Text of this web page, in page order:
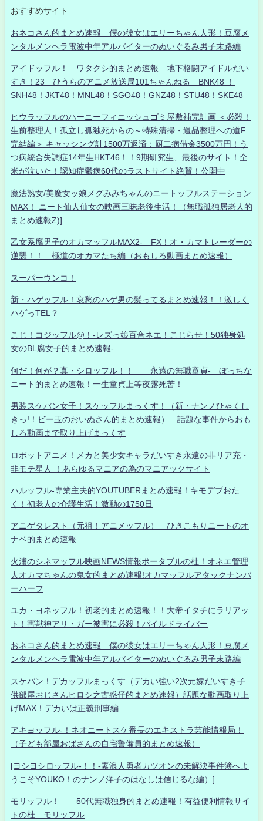
おすすめサイト
おネコさん的まとめ速報 僕の彼女はエリーちゃん人形！豆腐メ
ンタルメンヘラ電波中年アルバイターのぬいぐるみ男子末路編
アイドッフル！ ワタクシ的まとめ速報 地下格闘アイドルだい
すき！23 ひうらのアニメ放送局101ちゃんねる BNK48 ！
SNH48！JKT48！MNL48！SGO48！GNZ48！STU48！SKE48
ヒウラッフルのハーニーフィニッシュゴミ屋敷補完計画 ＜必殺！
生前整理人！孤立し孤独死からの～特殊清掃・遺品整理への道F
完結編＞ キャッシング計1500万返済：厨二病借金3500万円！う
つ病統合失調症14年生HKT46！！9期研究生、最後のサイト！全
米が泣いた！認知症鬱病60代のラストサイト絶賛！公開中
魔法熟女/美魔女ッ娘メグみみちゃんのニートッフルステーション
MAX！ ニート仙人仙女の映画三昧老後生活！（無職孤独居老人的
まとめ速報Z)]
乙女系腐男子のオカマッフルMAX2- FX！オ・カマトレーダーの
逆襲！！ 極道のオカマたち編（おもしろ動画まとめ速報）
スーパーウンコ！
新・ハゲッフル！哀愁のハゲ男の髪ってるまとめ速報！！激しく
ハゲっTEL？
こじ！コジッフル@！-レズっ娘百合ネエ！こじらせ！50独身処
女のBL腐女子的まとめ速報-
何だ！何が？真・シロッフル！！ 永遠の無職童貞- ぼっちな
ニート的まとめ速報！一生童貞上等夜露死苦！
男装スケバン女子！スケッフルまっくす！（新・ナンノひゃくし
きっ!！ビー玉のおいぬさん的まとめ速報） 話題な事件からおも
しろ動画まで取り上げまっくす
ロボットアニメ！メカと美少女キャラだいすき永遠の非リア充・
非モテ星人 ！あらゆるマニアの為のマニアックサイト
ハルッフル-専業主夫的YOUTUBERまとめ速報！キモデブおた
く！初老人の介護生活！激動の1750日
アニゲタレスト（元祖！アニメッフル） ひきこもりニートのオ
ナベ的まとめ速報
火浦のシネマッフル映画NEWS情報ポータブルの杜！オネエ管理
人オカマちゃんの鬼女的まとめ速報!オカマッフルアタックナンバ
ーハーフ
ユカ・ヨネッフル！初老的まとめ速報！！大帝イタチにラリアッ
ト！害獣神アリ・ガー被害に必殺！パイルドライバー
おネコさん的まとめ速報 僕の彼女はエリーちゃん人形！豆腐メ
ンタルメンヘラ電波中年アルバイターのぬいぐるみ男子末路編
スケバン！デカッフルまっくす（デカい強い2次元嫁だいすき子
供部屋おじさんヒロシ之古惑仔的まとめ速報）話題な動画取り上
げMAX！デカいは正義刑事編
アキヨッフル-！ネオニートスケ番長のエキストラ芸能情報局！
（子ども部屋おばさんの自宅警備員的まとめ速報）
[ヨシヨシロッフル-！！-素浪人勇者カツオンの未解決事件簿へよ
うこそYOUKO！のナンノ洋子のはなしは信じるな編）]
モリッフル！ 50代無職独身的まとめ速報！有益便利情報サイ
トの杜 モリッフル